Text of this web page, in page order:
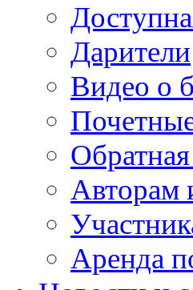
Дарители
Видео о
Авторам
Аренда